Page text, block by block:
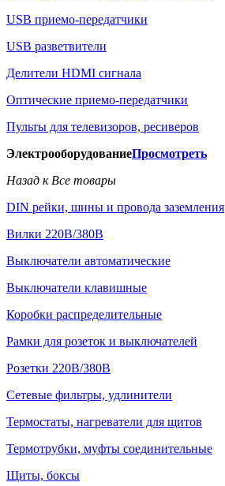
USB приемо-передатчики
USB разветвители
Делители HDMI сигнала
Оптические приемо-передатчики
Пульты для телевизоров, ресиверов
ЭлектрооборудованиеПросмотреть
Назад к Все товары
DIN рейки, шины и провода заземления
Вилки 220В/380В
Выключатели автоматические
Выключатели клавишные
Коробки распределительные
Рамки для розеток и выключателей
Розетки 220В/380В
Сетевые фильтры, удлинители
Термостаты, нагреватели для щитов
Термотрубки, муфты соединительные
Щиты, боксы